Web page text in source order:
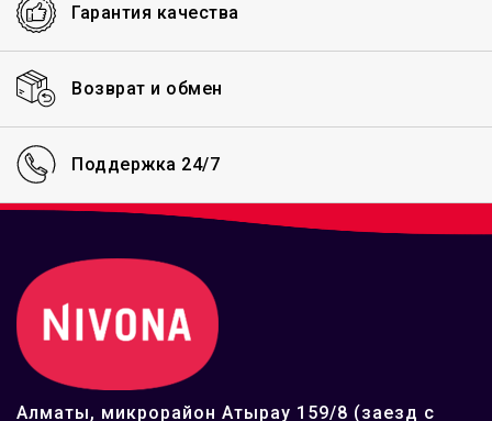
Гарантия качества
Возврат и обмен
Поддержка 24/7
Алматы, микрорайон Атырау 159/8 (заезд с